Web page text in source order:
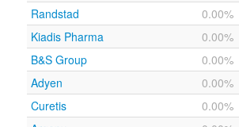
Randstad
0.00%
Kiadis Pharma
0.00%
B&S Group
0.00%
Adyen
0.00%
Curetis
0.00%